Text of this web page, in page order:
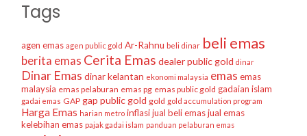
Tags
agen emas agen public gold Ar-Rahnu beli dinar beli emas
berita emas Cerita Emas dealer public gold dinar
Dinar Emas dinar kelantan ekonomi malaysia emas emas
malaysia emas pelaburan emas pg emas public gold gadaian islam
gadai emas GAP gap public gold gold gold accumulation program
Harga Emas harian metro inflasijual beli emasjual emas
kelebihan emas pajak gadai islam panduan pelaburan emas